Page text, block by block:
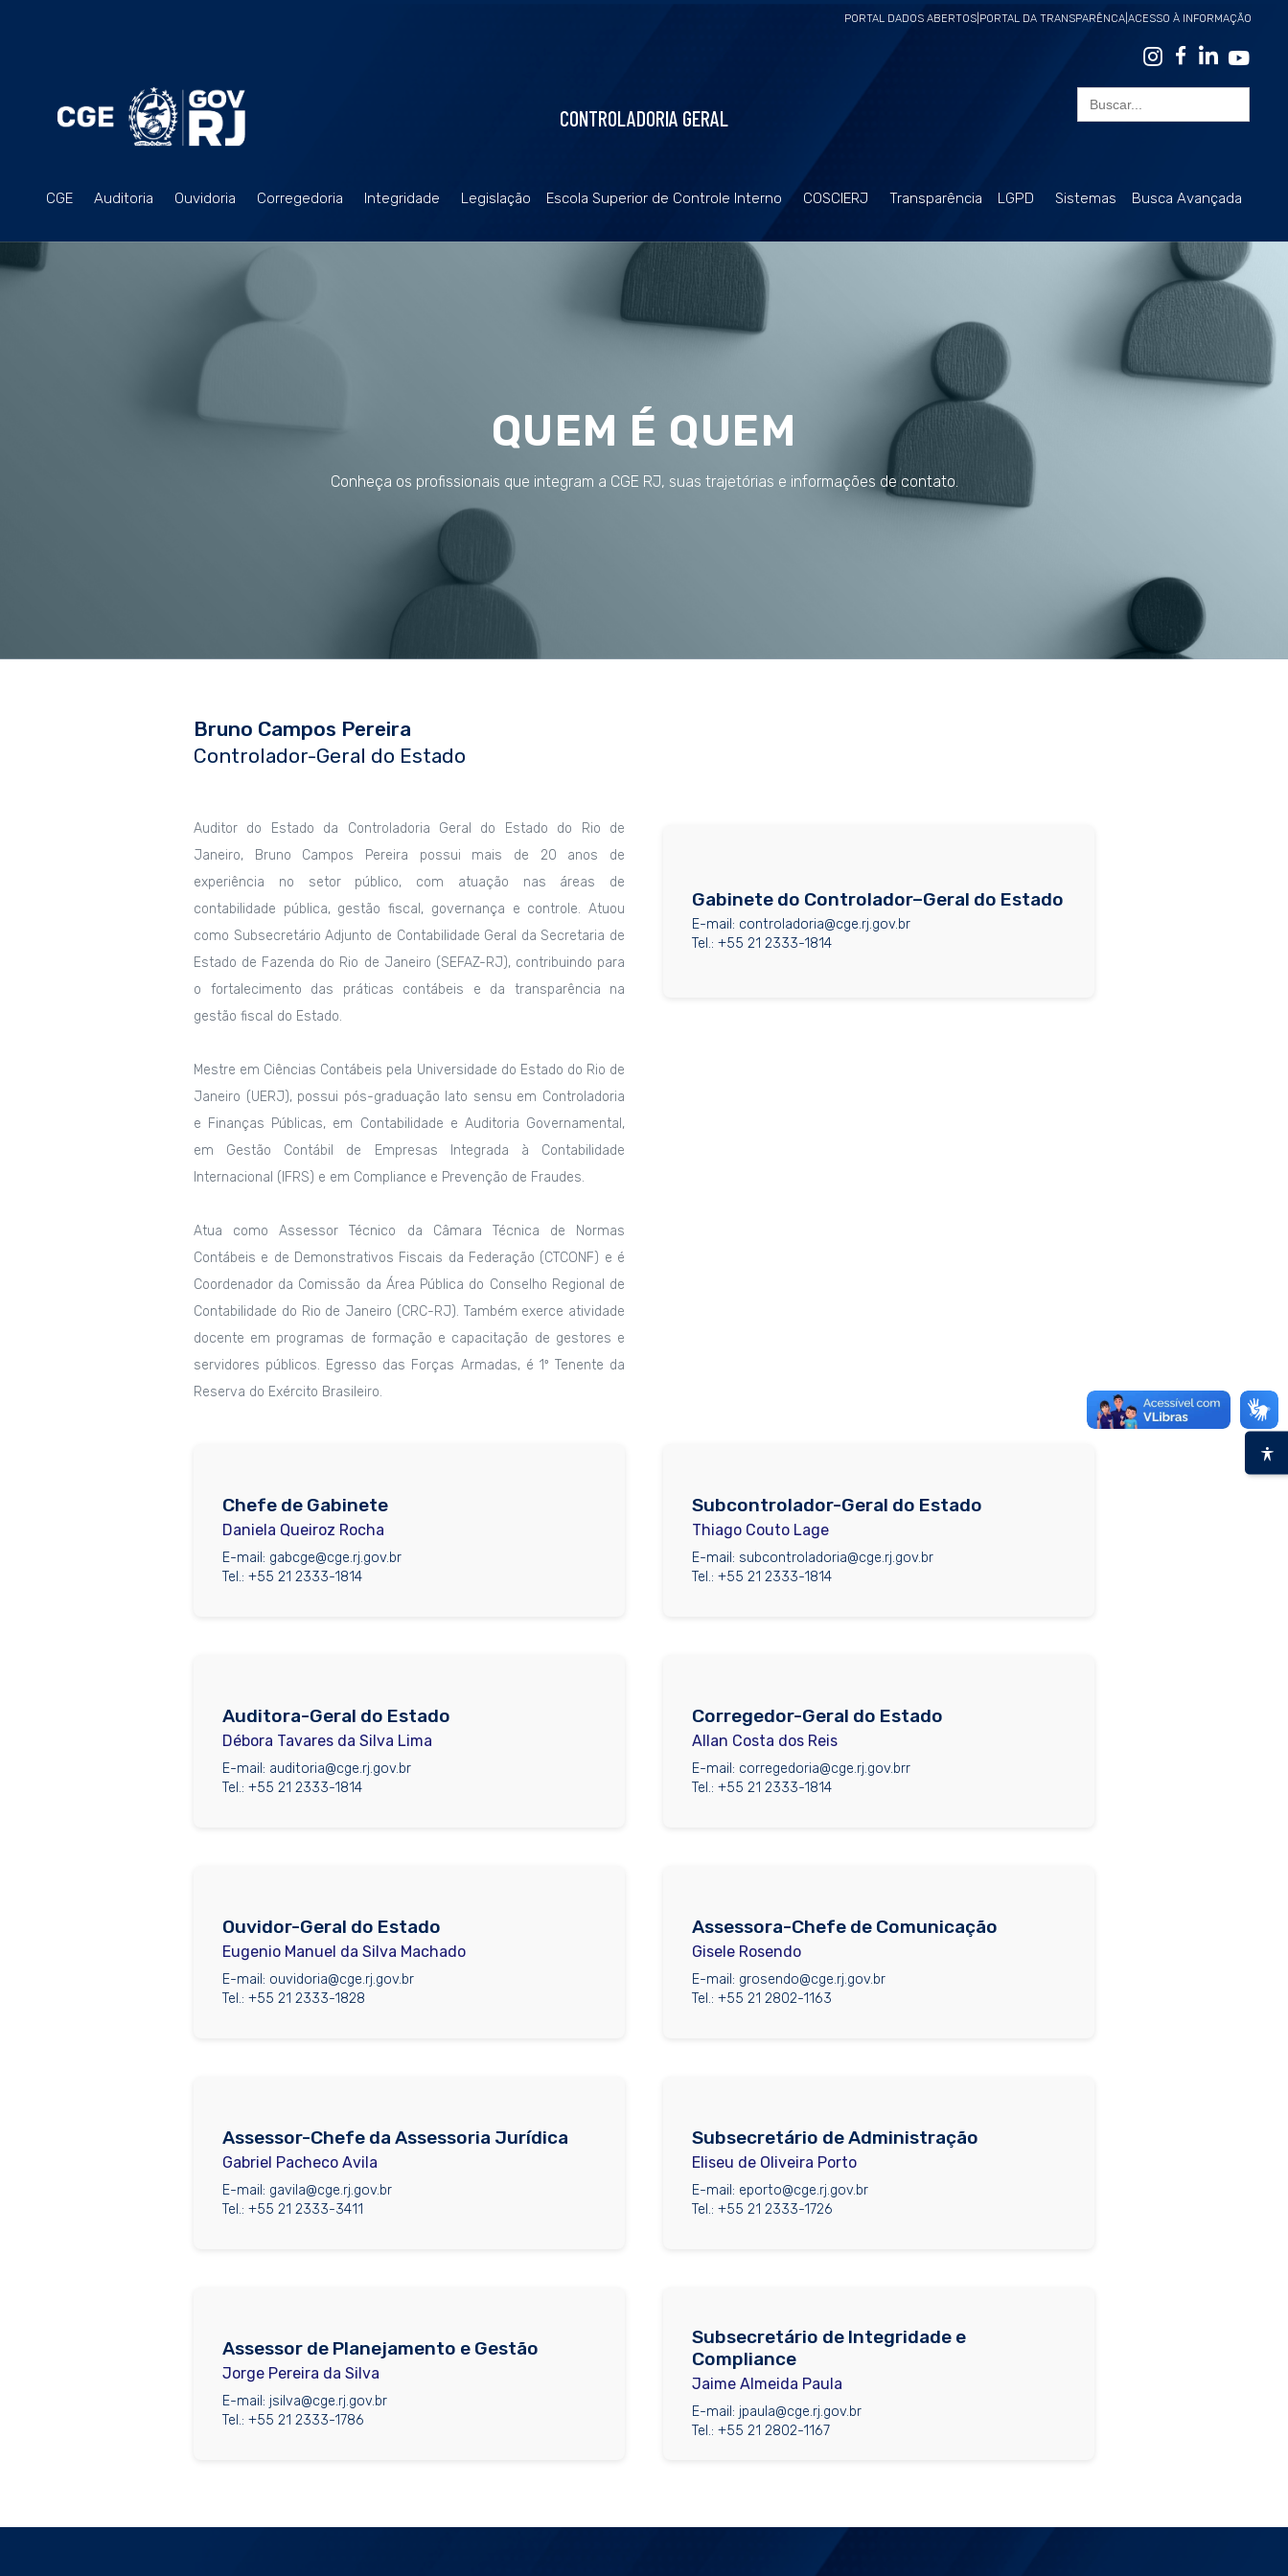
PORTAL DADOS ABERTOS PORTAL DA TRANSPARÊNCA ACESSO À INFORMAÇÃO
CONTROLADORIA GERAL
Search
for:
CGE Auditoria Ouvidoria Corregedoria Integridade Legislação Escola Superior de Controle Interno COSCIERJ Transparência LGPD Sistemas Busca Avançada
QUEM É QUEM
Conheça os profissionais que integram a CGE RJ, suas trajetórias e informações de contato.
Bruno Campos Pereira
Controlador-Geral do Estado
Auditor do Estado da Controladoria Geral do Estado do Rio de
Janeiro, Bruno Campos Pereira possui mais de 20 anos de
experiência no setor público, com atuação nas áreas de
contabilidade pública, gestão fiscal, governança e controle. Atuou
como Subsecretário Adjunto de Contabilidade Geral da Secretaria de
Estado de Fazenda do Rio de Janeiro (SEFAZ-RJ), contribuindo para
o fortalecimento das práticas contábeis e da transparência na
gestão fiscal do Estado.
Mestre em Ciências Contábeis pela Universidade do Estado do Rio de
Janeiro (UERJ), possui pós-graduação lato sensu em Controladoria
e Finanças Públicas, em Contabilidade e Auditoria Governamental,
em Gestão Contábil de Empresas Integrada à Contabilidade
Internacional (IFRS) e em Compliance e Prevenção de Fraudes.
Atua como Assessor Técnico da Câmara Técnica de Normas
Contábeis e de Demonstrativos Fiscais da Federação (CTCONF) e é
Coordenador da Comissão da Área Pública do Conselho Regional de
Contabilidade do Rio de Janeiro (CRC-RJ). Também exerce atividade
docente em programas de formação e capacitação de gestores e
servidores públicos. Egresso das Forças Armadas, é 1º Tenente da
Reserva do Exército Brasileiro.
Gabinete do Controlador–Geral do Estado
E-mail: controladoria@cge.rj.gov.br
Tel.: +55 21 2333-1814
Chefe de Gabinete
Daniela Queiroz Rocha
E-mail: gabcge@cge.rj.gov.br
Tel.: +55 21 2333-1814
Subcontrolador-Geral do Estado
Thiago Couto Lage
E-mail: subcontroladoria@cge.rj.gov.br
Tel.: +55 21 2333-1814
Auditora-Geral do Estado
Débora Tavares da Silva Lima
E-mail: auditoria@cge.rj.gov.br
Tel.: +55 21 2333-1814
Corregedor-Geral do Estado
Allan Costa dos Reis
E-mail: corregedoria@cge.rj.gov.brr
Tel.: +55 21 2333-1814
Ouvidor-Geral do Estado
Eugenio Manuel da Silva Machado
E-mail: ouvidoria@cge.rj.gov.br
Tel.: +55 21 2333-1828
Assessora-Chefe de Comunicação
Gisele Rosendo
E-mail: grosendo@cge.rj.gov.br
Tel.: +55 21 2802-1163
Assessor-Chefe da Assessoria Jurídica
Gabriel Pacheco Avila
E-mail: gavila@cge.rj.gov.br
Tel.: +55 21 2333-3411
Subsecretário de Administração
Eliseu de Oliveira Porto
E-mail: eporto@cge.rj.gov.br
Tel.: +55 21 2333-1726
Assessor de Planejamento e Gestão
Jorge Pereira da Silva
E-mail: jsilva@cge.rj.gov.br
Tel.: +55 21 2333-1786
Subsecretário de Integridade e
Compliance
Jaime Almeida Paula
E-mail: jpaula@cge.rj.gov.br
Tel.: +55 21 2802-1167